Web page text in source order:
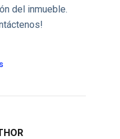
del inmueble.